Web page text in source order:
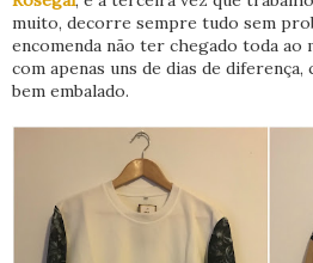
muito, decorre sempre tudo sem
encomenda não ter chegado toda ao
com apenas uns de dias de
bem embalado.